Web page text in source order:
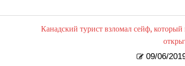
Канадский турист взломал сейф, который
09/06/